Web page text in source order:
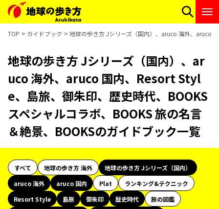
TOP ガイドブック 地球の歩き方 Jシリーズ（国内）、aruco 海外、aruco
地球の歩き方 Jシリーズ（国内）、ar
uco 海外、aruco 国内、Resort Styl
e、島旅、御朱印、歴史時代、BOOKS
スペシャルコラボ、BOOKS 旅の名言
＆絶景、BOOKSのガイドブック一覧
すべて 地球の歩き方 海外
地球の歩き方 Jシリーズ（国内）
aruco 海外
aruco 国内 Plat
ランキング&テクニック
Resort Style
島旅 御朱印 歴史時代
旅の図鑑